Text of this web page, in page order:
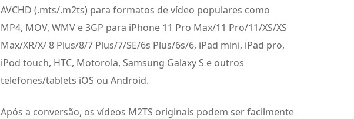
AVCHD (.mts/.m2ts) para formatos de vídeo populares como
MP4, MOV, WMV e 3GP para iPhone 11 Pro Max/11 Pro/11/XS/XS
Max/XR/X/ 8 Plus/8/7 Plus/7/SE/6s Plus/6s/6, iPad mini, iPad pro,
iPod touch, HTC, Motorola, Samsung Galaxy S e outros
telefones/tablets iOS ou Android.
Após a conversão, os vídeos M2TS originais podem ser facilmente